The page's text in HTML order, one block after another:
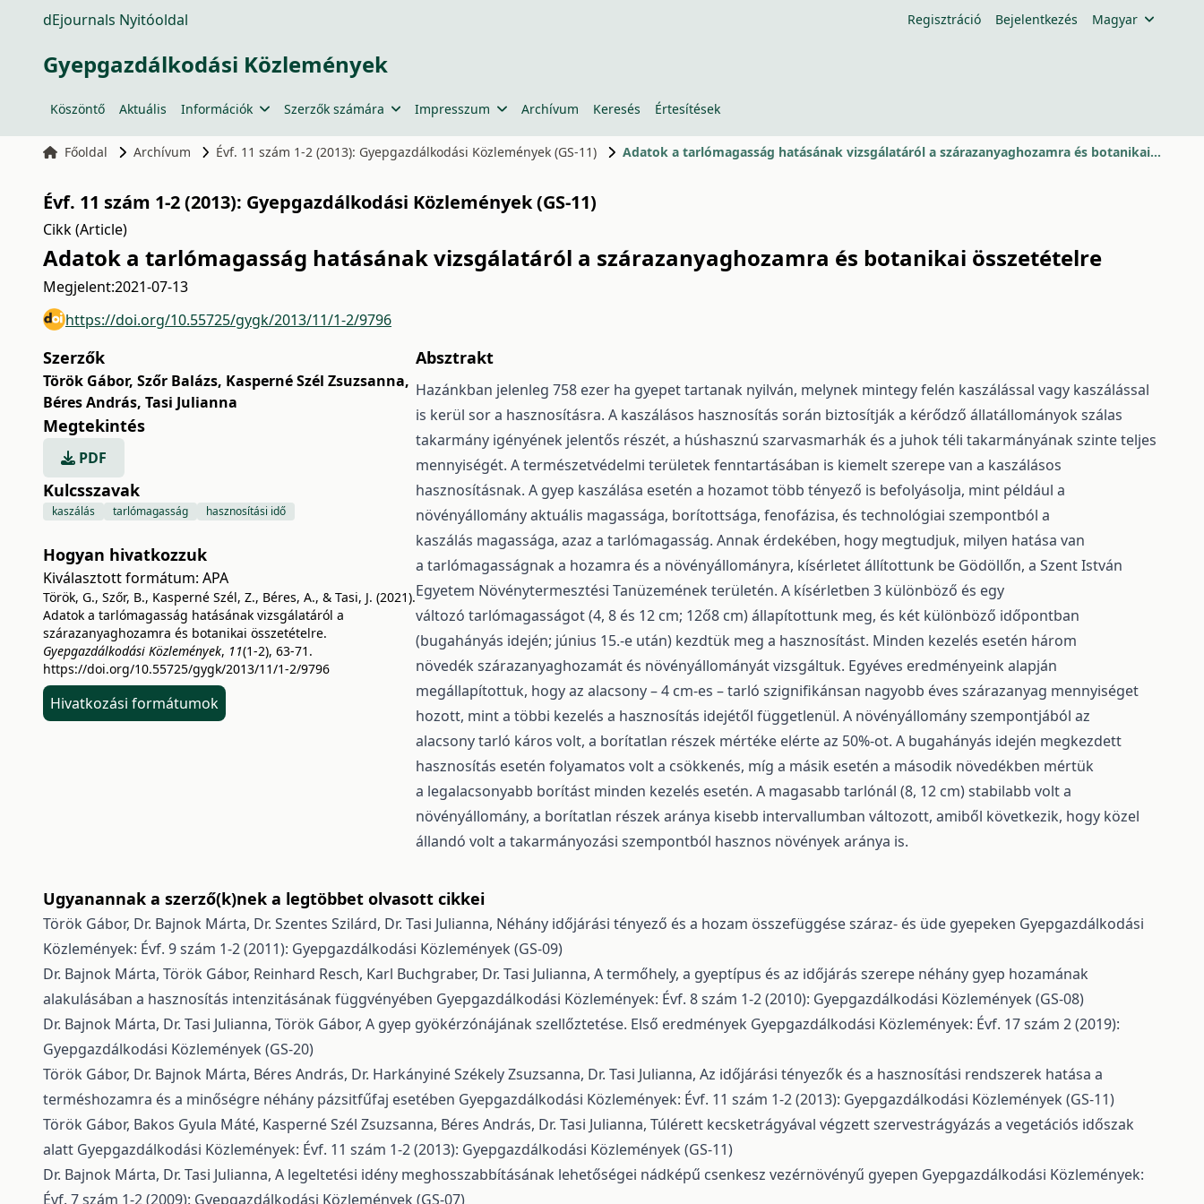
dEjournals Nyitóoldal Regisztráció Bejelentkezés Magyar
Gyepgazdálkodási Közlemények
Köszöntő Aktuális Információk Szerzők számára Impresszum Archívum Keresés Értesítések
Főoldal Archívum Évf. 11 szám 1-2 (2013): Gyepgazdálkodási Közlemények (GS-11) Adatok a tarlómagasság hatásának vizsgálatáról a szárazanyaghozamra és botanikai összetételre
Évf. 11 szám 1-2 (2013): Gyepgazdálkodási Közlemények (GS-11)
Cikk (Article)
Adatok a tarlómagasság hatásának vizsgálatáról a szárazanyaghozamra és botanikai összetételre
Megjelent:2021-07-13
https://doi.org/10.55725/gygk/2013/11/1-2/9796
Szerzők
Török Gábor, Szőr Balázs, Kasperné Szél Zsuzsanna,
Béres András, Tasi Julianna
Megtekintés
PDF
Kulcsszavak
kaszálás tarlómagasság hasznosítási idő
Hogyan hivatkozzuk
Kiválasztott formátum: APA
Török, G., Szőr, B., Kasperné Szél, Z., Béres, A., & Tasi, J. (2021).
Adatok a tarlómagasság hatásának vizsgálatáról a
szárazanyaghozamra és botanikai összetételre.
Gyepgazdálkodási Közlemények, 11(1-2), 63-71.
https://doi.org/10.55725/gygk/2013/11/1-2/9796
Hivatkozási formátumok
Absztrakt
Hazánkban jelenleg 758 ezer ha gyepet tartanak nyilván, melynek mintegy felén kaszálással vagy kaszálással
is kerül sor a hasznosításra. A kaszálásos hasznosítás során biztosítják a kérődző állatállományok szálas
takarmány igényének jelentős részét, a húshasznú szarvasmarhák és a juhok téli takarmányának szinte teljes
mennyiségét. A természetvédelmi területek fenntartásában is kiemelt szerepe van a kaszálásos
hasznosításnak. A gyep kaszálása esetén a hozamot több tényező is befolyásolja, mint például a
növényállomány aktuális magassága, borítottsága, fenofázisa, és technológiai szempontból a
kaszálás magassága, azaz a tarlómagasság. Annak érdekében, hogy megtudjuk, milyen hatása van
a tarlómagasságnak a hozamra és a növényállományra, kísérletet állítottunk be Gödöllőn, a Szent István
Egyetem Növénytermesztési Tanüzemének területén. A kísérletben 3 különböző és egy
változó tarlómagasságot (4, 8 és 12 cm; 12ő8 cm) állapítottunk meg, és két különböző időpontban
(bugahányás idején; június 15.-e után) kezdtük meg a hasznosítást. Minden kezelés esetén három
növedék szárazanyaghozamát és növényállományát vizsgáltuk. Egyéves eredményeink alapján
megállapítottuk, hogy az alacsony – 4 cm-es – tarló szignifikánsan nagyobb éves szárazanyag mennyiséget
hozott, mint a többi kezelés a hasznosítás idejétől függetlenül. A növényállomány szempontjából az
alacsony tarló káros volt, a borítatlan részek mértéke elérte az 50%-ot. A bugahányás idején megkezdett
hasznosítás esetén folyamatos volt a csökkenés, míg a másik esetén a második növedékben mértük
a legalacsonyabb borítást minden kezelés esetén. A magasabb tarlónál (8, 12 cm) stabilabb volt a
növényállomány, a borítatlan részek aránya kisebb intervallumban változott, amiből következik, hogy közel
állandó volt a takarmányozási szempontból hasznos növények aránya is.
Ugyanannak a szerző(k)nek a legtöbbet olvasott cikkei
Török Gábor, Dr. Bajnok Márta, Dr. Szentes Szilárd, Dr. Tasi Julianna, Néhány időjárási tényező és a hozam összefüggése száraz- és üde gyepeken Gyepgazdálkodási
Közlemények: Évf. 9 szám 1-2 (2011): Gyepgazdálkodási Közlemények (GS-09)
Dr. Bajnok Márta, Török Gábor, Reinhard Resch, Karl Buchgraber, Dr. Tasi Julianna, A termőhely, a gyeptípus és az időjárás szerepe néhány gyep hozamának
alakulásában a hasznosítás intenzitásának függvényében Gyepgazdálkodási Közlemények: Évf. 8 szám 1-2 (2010): Gyepgazdálkodási Közlemények (GS-08)
Dr. Bajnok Márta, Dr. Tasi Julianna, Török Gábor, A gyep gyökérzónájának szellőztetése. Első eredmények Gyepgazdálkodási Közlemények: Évf. 17 szám 2 (2019):
Gyepgazdálkodási Közlemények (GS-20)
Török Gábor, Dr. Bajnok Márta, Béres András, Dr. Harkányiné Székely Zsuzsanna, Dr. Tasi Julianna, Az időjárási tényezők és a hasznosítási rendszerek hatása a
terméshozamra és a minőségre néhány pázsitfűfaj esetében Gyepgazdálkodási Közlemények: Évf. 11 szám 1-2 (2013): Gyepgazdálkodási Közlemények (GS-11)
Török Gábor, Bakos Gyula Máté, Kasperné Szél Zsuzsanna, Béres András, Dr. Tasi Julianna, Túlérett kecsketrágyával végzett szervestrágyázás a vegetációs időszak
alatt Gyepgazdálkodási Közlemények: Évf. 11 szám 1-2 (2013): Gyepgazdálkodási Közlemények (GS-11)
Dr. Bajnok Márta, Dr. Tasi Julianna, A legeltetési idény meghosszabbításának lehetőségei nádképű csenkesz vezérnövényű gyepen Gyepgazdálkodási Közlemények:
Évf. 7 szám 1-2 (2009): Gyepgazdálkodási Közlemények (GS-07)